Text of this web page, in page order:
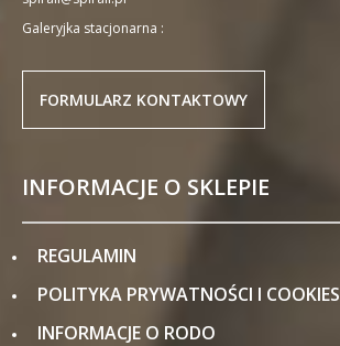
Galeryjka stacjonarna :
FORMULARZ KONTAKTOWY
INFORMACJE O SKLEPIE
REGULAMIN
POLITYKA PRYWATNOŚCI I COOKIES
INFORMACJE O RODO